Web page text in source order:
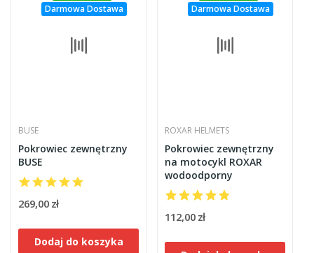
Darmowa Dostawa
BUSE
Pokrowiec zewnętrzny
BUSE
269,00 zł
Dodaj do koszyka
Darmowa Dostawa
ROXAR HELMETS
Pokrowiec zewnętrzny
na motocykl ROXAR
wodoodporny
112,00 zł